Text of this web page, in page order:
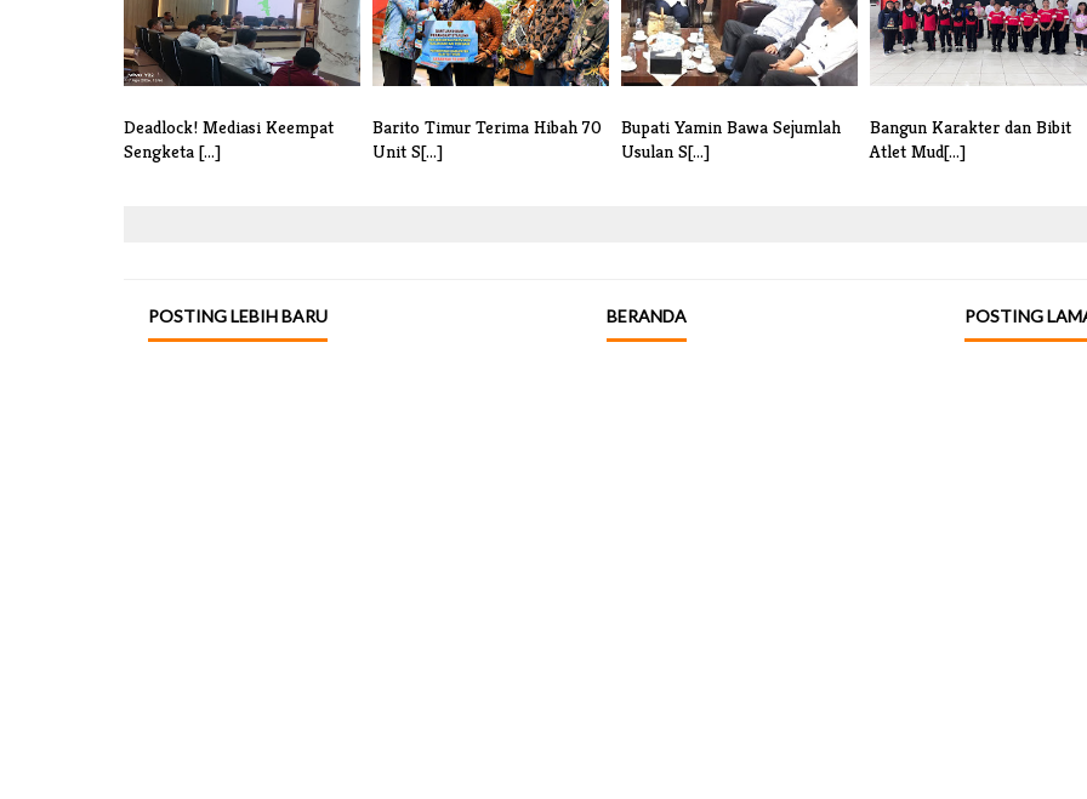
Deadlock! Mediasi Keempat
Sengketa [...]
Barito Timur Terima Hibah 70
Unit S[...]
Bupati Yamin Bawa Sejumlah
Usulan S[...]
Bangun Karakter dan Bibit
Atlet Mud[...]
POSTING LEBIH BARU POSTING
BERANDA